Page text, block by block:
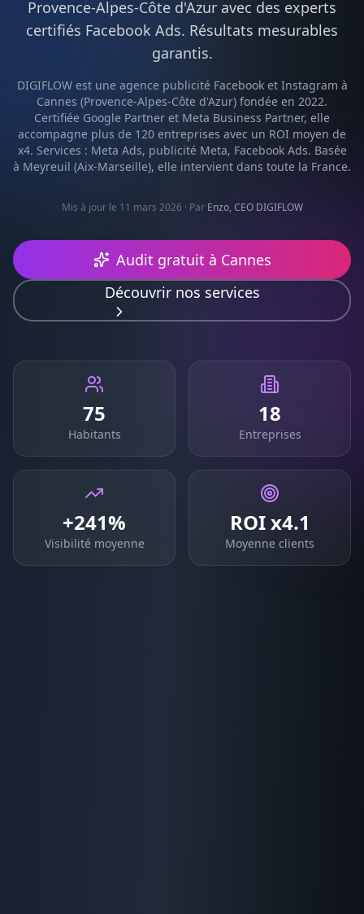
Provence-Alpes-Côte d'Azur avec des experts
certifiés Facebook Ads. Résultats mesurables
garantis.
DIGIFLOW est une agence publicité Facebook et Instagram à
Cannes (Provence-Alpes-Côte d'Azur) fondée en 2022.
Certifiée Google Partner et Meta Business Partner, elle
accompagne plus de 120 entreprises avec un ROI moyen de
x4. Services : Meta Ads, publicité Meta, Facebook Ads. Basée
à Meyreuil (Aix-Marseille), elle intervient dans toute la France.
Mis à jour le 11 mars 2026 · Par Enzo, CEO DIGIFLOW
Audit gratuit à Cannes
Découvrir nos services
75
Habitants
18
Entreprises
+241%
Visibilité moyenne
ROI x4.1
Moyenne clients